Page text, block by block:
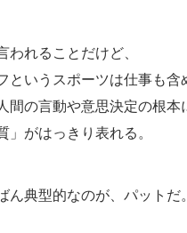
われることだけど、
というスポーツは仕事も含
間の言動や意思決定の根本
」がはっきり表れる。
ん典型的なのが、パットだ。